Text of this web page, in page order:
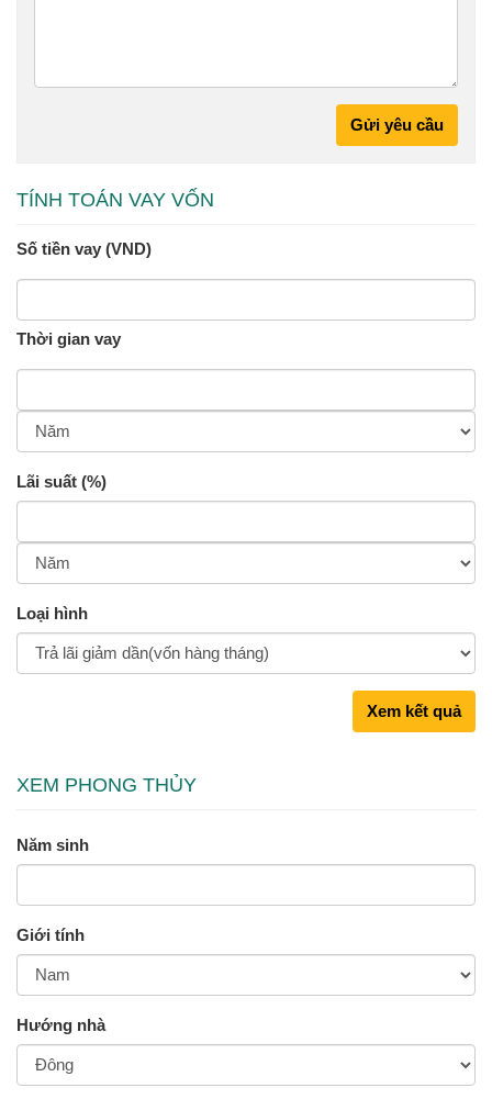
Gửi yêu cầu
TÍNH TOÁN VAY VỐN
Số tiền vay (VND)
Thời gian vay
Lãi suất (%)
Loại hình
Xem kết quả
XEM PHONG THỦY
Năm sinh
Giới tính
Hướng nhà